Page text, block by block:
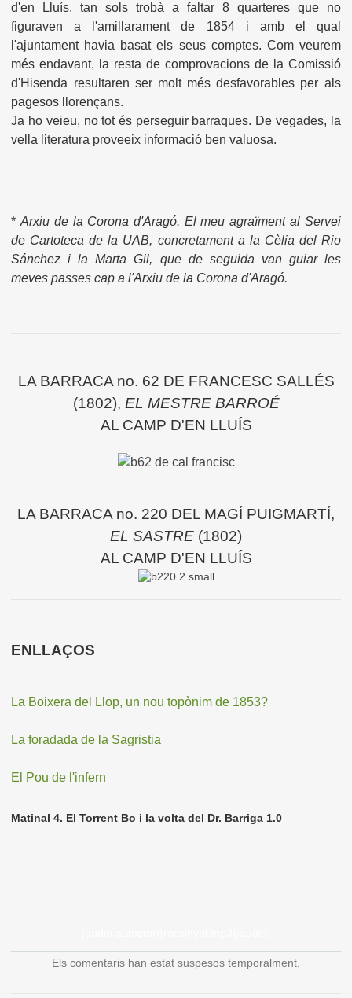
d'en Lluís, tan sols trobà a faltar 8 quarteres que no
figuraven a l'amillarament de 1854 i amb el qual
l'ajuntament havia basat els seus comptes. Com veurem
més endavant, la resta de comprovacions de la Comissió
d'Hisenda resultaren ser molt més desfavorables per als
pagesos llorençans.
Ja ho veieu, no tot és perseguir barraques. De vegades, la
vella literatura proveeix informació ben valuosa.
*Arxiu de la Corona d'Aragó. El meu agraïment al Servei
de Cartoteca de la UAB, concretament a la Cèlia del Rio
Sánchez i la Marta Gil, que de seguida van guiar les
meves passes cap a l'Arxiu de la Corona d'Aragó.
LA BARRACA no. 62 DE FRANCESC SALLÉS
(1802), EL MESTRE BARROÉ
AL CAMP D'EN LLUÍS
LA BARRACA no. 220 DEL MAGÍ PUIGMARTÍ,
EL SASTRE (1802)
AL CAMP D'EN LLUÍS
ENLLAÇOS
La Boixera del Llop, un nou topònim de 1853?
La foradada de la Sagristia
El Pou de l'infern
Matinal 4. El Torrent Bo i la volta del Dr. Barriga 1.0
Els comentaris han estat suspesos temporalment.